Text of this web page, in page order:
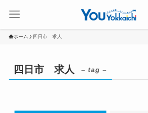
ホーム 四日市 求人
四日市 求人 – tag –